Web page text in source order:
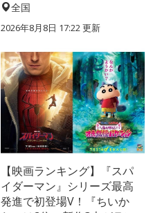
全国
2026年8月8日 17:22更新
【映画ランキング】『スパ
イダーマン』シリーズ最高
発進で初登場V！『ちいか